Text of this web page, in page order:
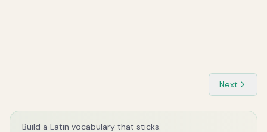
Next
Build a Latin vocabulary that sticks.